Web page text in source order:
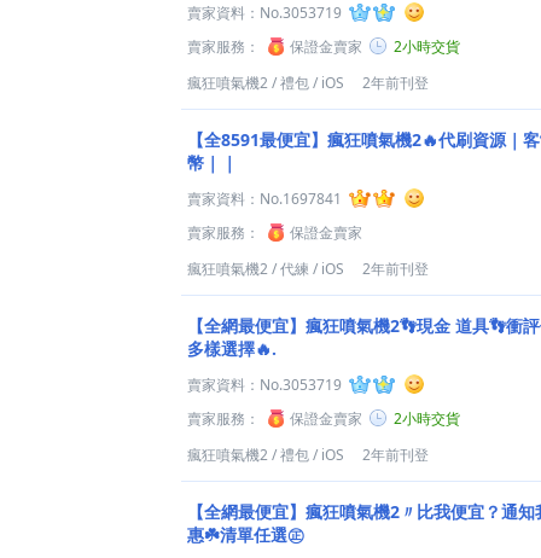
賣家資料： No.3053719
賣家服務：
保證金賣家
2小時交貨
瘋狂噴氣機2/禮包/ iOS 2年前刊登
【全8591最便宜】瘋狂噴氣機2🔥代刷資源｜
幣｜｜
賣家資料： No.1697841
賣家服務：
保證金賣家
瘋狂噴氣機2/代練 / iOS 2年前刊登
【全網最便宜】瘋狂噴氣機2👣現金 道具👣衝
多樣選擇🔥.
賣家資料： No.3053719
賣家服務：
保證金賣家
2小時交貨
瘋狂噴氣機2/禮包/ iOS 2年前刊登
【全網最便宜】瘋狂噴氣機2〃比我便宜？通
惠☘️清單任選㊣